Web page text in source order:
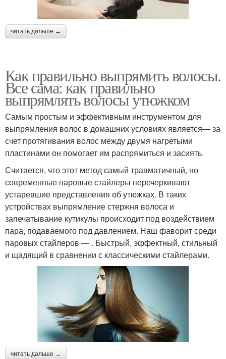
читать дальше →
Как правильно выпрямить волосы.
Все сама: как правильно
выпрямлять волосы утюжком
Самым простым и эффективным инструментом для
выпрямления волос в домашних условиях является— за
счет протягивания волос между двумя нагретыми
пластинами он помогает им распрямиться и засиять.
Считается, что этот метод самый травматичный, но
современные паровые стайлеры перечеркивают
устаревшие представления об утюжках. В таких
устройствах выпрямление стержня волоса и
запечатывание кутикулы происходит под воздействием
пара, подаваемого под давлением. Наш фаворит среди
паровых стайлеров — . Быстрый, эффектный, стильный
и щадящий в сравнении с классическими стайлерами.
читать дальше →